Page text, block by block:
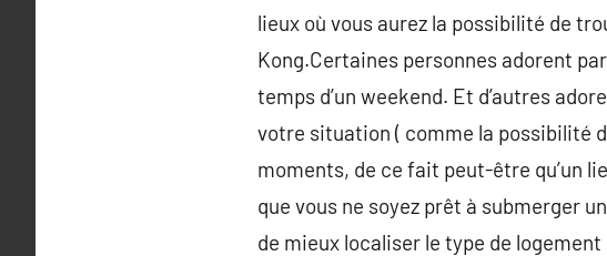
lieux où vous aurez la possibilité de
Kong.Certaines personnes adorent
temps d’un weekend. Et d’autres
votre situation ( comme la possibilité
moments, de ce fait peut-être qu’un
que vous ne soyez prêt à submerger
de mieux localiser le type de